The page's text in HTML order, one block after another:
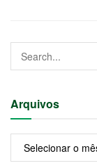
Arquivos